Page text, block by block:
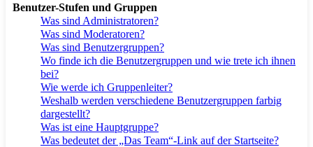
Benutzer-Stufen und Gruppen
Was sind Administratoren?
Was sind Moderatoren?
Was sind Benutzergruppen?
Wo finde ich die Benutzergruppen und wie trete ich ihnen
bei?
Wie werde ich Gruppenleiter?
Weshalb werden verschiedene Benutzergruppen farbig
dargestellt?
Was ist eine Hauptgruppe?
Was bedeutet der „Das Team“-Link auf der Startseite?